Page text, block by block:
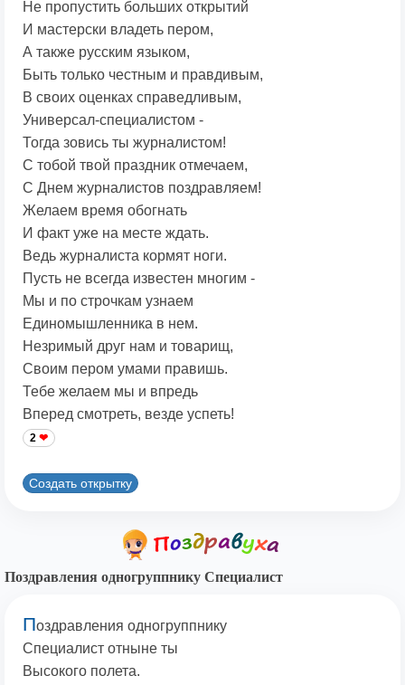
Не пропустить больших открытий
И мастерски владеть пером,
А также русским языком,
Быть только честным и правдивым,
В своих оценках справедливым,
Универсал-специалистом -
Тогда зовись ты журналистом!
С тобой твой праздник отмечаем,
С Днем журналистов поздравляем!
Желаем время обогнать
И факт уже на месте ждать.
Ведь журналиста кормят ноги.
Пусть не всегда известен многим -
Мы и по строчкам узнаем
Единомышленника в нем.
Незримый друг нам и товарищ,
Своим пером умами правишь.
Тебе желаем мы и впредь
Вперед смотреть, везде успеть!
2
Создать открытку
Поздравления одногруппнику Специалист
Поздравления одногруппнику
Специалист отныне ты
Высокого полета.